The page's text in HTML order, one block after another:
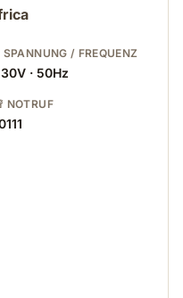
SPANNUNG / FREQUENZ
· 50Hz
NOTRUF